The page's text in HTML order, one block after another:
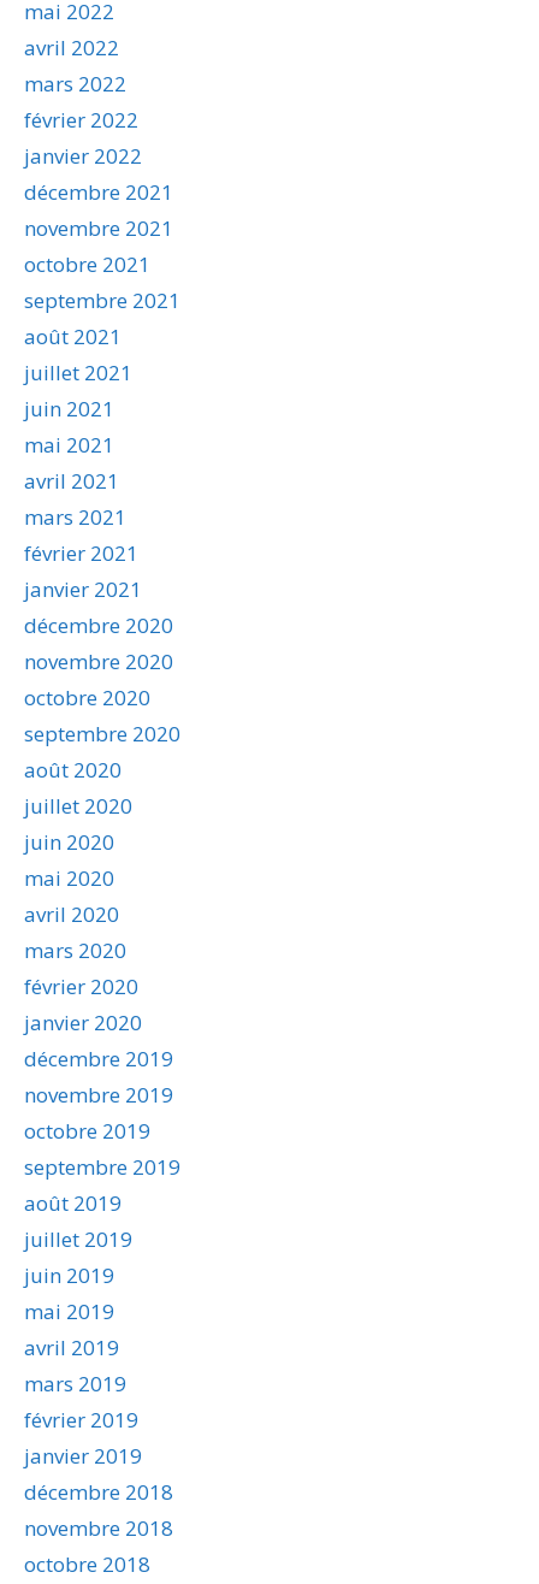
mai 2022
avril 2022
mars 2022
février 2022
janvier 2022
décembre 2021
novembre 2021
octobre 2021
septembre 2021
août 2021
juillet 2021
juin 2021
mai 2021
avril 2021
mars 2021
février 2021
janvier 2021
décembre 2020
novembre 2020
octobre 2020
septembre 2020
août 2020
juillet 2020
juin 2020
mai 2020
avril 2020
mars 2020
février 2020
janvier 2020
décembre 2019
novembre 2019
octobre 2019
septembre 2019
août 2019
juillet 2019
juin 2019
mai 2019
avril 2019
mars 2019
février 2019
janvier 2019
décembre 2018
novembre 2018
octobre 2018